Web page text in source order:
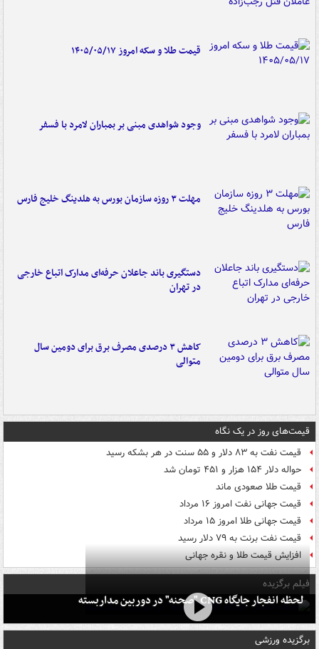
قیمت طلا و سکه امروز ۱۴۰۵/۰۵/۱۷
وجود شواهدی مبنی بر بمباران لامرد با فسفر
مهلت ۳ روزه سازمان بورس به هلدینگ خلیج فارس
دستگیری باند جاعلان حرفه‌ای مدارک اتباع خارجی
در تهران
کاهش ۳ درصدی مصرف برق برای دومین سال
متوالی
قیمت‌های روز در یک نگاه
قیمت نفت به ۸۳ دلار و ۵۵ سنت در هر بشکه رسید
حواله دلار ۱۵۴ هزار و ۴۵۱ تومان شد
قیمت طلا صعودی ماند
قیمت جهانی نفت امروز ۱۶ مرداد
قیمت جهانی طلا امروز ۱۵ مرداد
قیمت نفت برنت به ۷۹ دلار رسید
افزایش قیمت طلا و نقره جهانی
فیلم برگزیده
لحظه انفجار جایگاه CNG "صحنه" در دوربین مداربسته
برگزیده ورزشی